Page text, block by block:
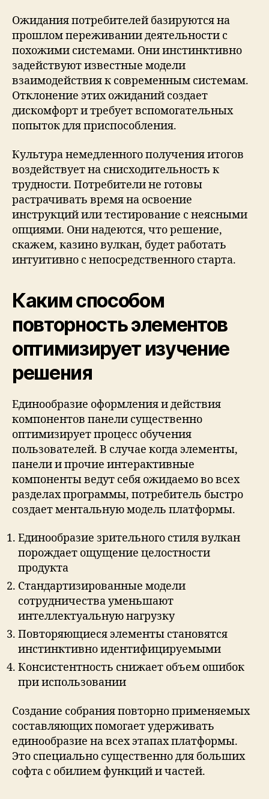
Ожидания потребителей базируются на
прошлом переживании деятельности с
похожими системами. Они инстинктивно
задействуют известные модели
взаимодействия к современным системам.
Отклонение этих ожиданий создает
дискомфорт и требует вспомогательных
попыток для приспособления.
Культура немедленного получения итогов
воздействует на снисходительность к
трудности. Потребители не готовы
растрачивать время на освоение
инструкций или тестирование с неясными
опциями. Они надеются, что решение,
скажем, казино вулкан, будет работать
интуитивно с непосредственного старта.
Каким способом
повторность элементов
оптимизирует изучение
решения
Единообразие оформления и действия
компонентов панели существенно
оптимизирует процесс обучения
пользователей. В случае когда элементы,
панели и прочие интерактивные
компоненты ведут себя ожидаемо во всех
разделах программы, потребитель быстро
создает ментальную модель платформы.
Единообразие зрительного стиля вулкан
порождает ощущение целостности
продукта
Стандартизированные модели
сотрудничества уменьшают
интеллектуальную нагрузку
Повторяющиеся элементы становятся
инстинктивно идентифицируемыми
Консистентность снижает объем ошибок
при использовании
Создание собрания повторно применяемых
составляющих помогает удерживать
единообразие на всех этапах платформы.
Это специально существенно для больших
софта с обилием функций и частей.